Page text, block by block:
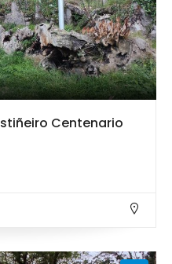
Centenario